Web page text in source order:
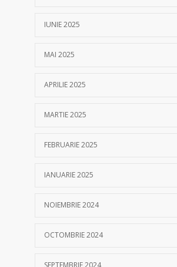
IUNIE 2025
MAI 2025
APRILIE 2025
MARTIE 2025
FEBRUARIE 2025
IANUARIE 2025
NOIEMBRIE 2024
OCTOMBRIE 2024
SEPTEMBRIE 2024